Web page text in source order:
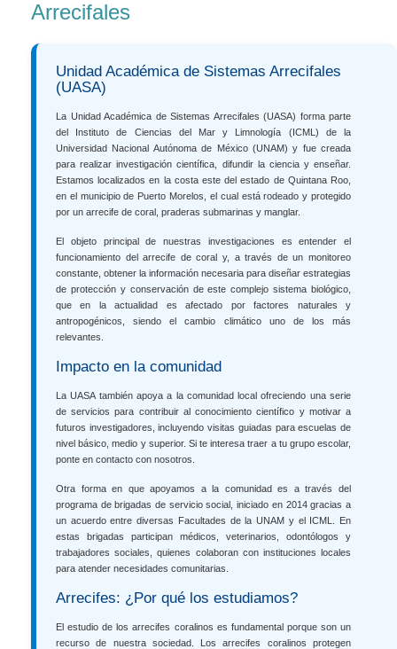
Arrecifales
Unidad Académica de Sistemas Arrecifales
(UASA)
La Unidad Académica de Sistemas Arrecifales (UASA) forma parte
del Instituto de Ciencias del Mar y Limnología (ICML) de la
Universidad Nacional Autónoma de México (UNAM) y fue creada
para realizar investigación científica, difundir la ciencia y enseñar.
Estamos localizados en la costa este del estado de Quintana Roo,
en el municipio de Puerto Morelos, el cual está rodeado y protegido
por un arrecife de coral, praderas submarinas y manglar.
El objeto principal de nuestras investigaciones es entender el
funcionamiento del arrecife de coral y, a través de un monitoreo
constante, obtener la información necesaria para diseñar estrategias
de protección y conservación de este complejo sistema biológico,
que en la actualidad es afectado por factores naturales y
antropogénicos, siendo el cambio climático uno de los más
relevantes.
Impacto en la comunidad
La UASA también apoya a la comunidad local ofreciendo una serie
de servicios para contribuir al conocimiento científico y motivar a
futuros investigadores, incluyendo visitas guiadas para escuelas de
nivel básico, medio y superior. Si te interesa traer a tu grupo escolar,
ponte en contacto con nosotros.
Otra forma en que apoyamos a la comunidad es a través del
programa de brigadas de servicio social, iniciado en 2014 gracias a
un acuerdo entre diversas Facultades de la UNAM y el ICML. En
estas brigadas participan médicos, veterinarios, odontólogos y
trabajadores sociales, quienes colaboran con instituciones locales
para atender necesidades comunitarias.
Arrecifes: ¿Por qué los estudiamos?
El estudio de los arrecifes coralinos es fundamental porque son un
recurso de nuestra sociedad. Los arrecifes coralinos protegen